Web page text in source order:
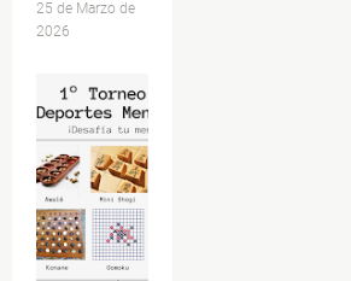
25 de Marzo de
2026